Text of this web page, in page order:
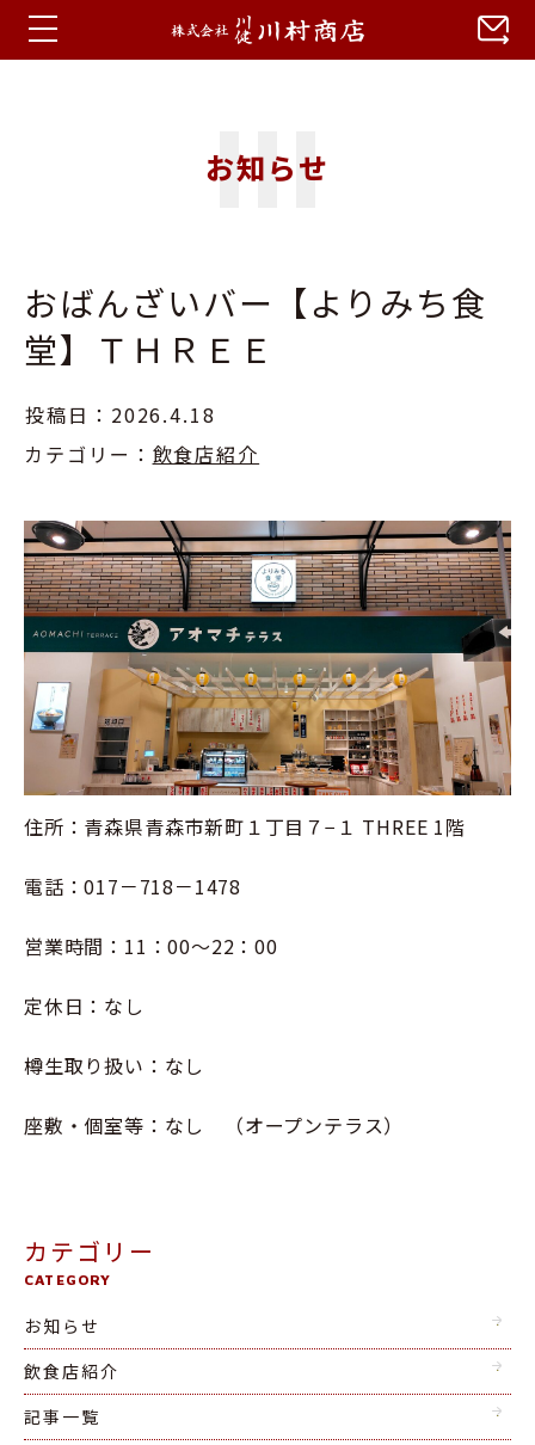
会社概要
アクセス
お知らせ
おばんざいバー【よりみち食
堂】ＴＨＲＥＥ
投稿日：2026.4.18
カテゴリー： 飲食店紹介
住所：青森県青森市新町１丁目７−１ THREE 1階
電話：017－718－1478
営業時間：11：00～22：00
定休日：なし
樽生取り扱い：なし
座敷・個室等：なし （オープンテラス）
カテゴリー
CATEGORY
お知らせ
飲食店紹介
記事一覧